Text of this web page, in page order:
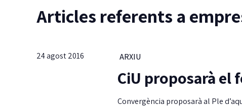
Articles referents a
24 agost 2016 ARXIU
CiU proposarà
Convergència proposarà al Ple